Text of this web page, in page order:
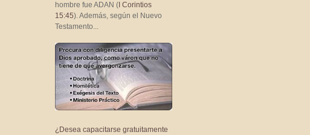
hombre fue ADAN ( I Corintios
15:45). Además, según el Nuevo
Testamento...
¿Desea capacitarse gratuitamente